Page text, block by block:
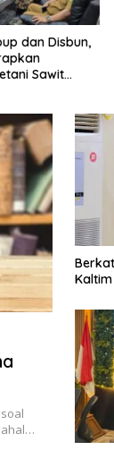
Keluhkan
TBS dan
Pupuk